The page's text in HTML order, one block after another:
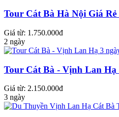
Tour Cát Bà Hà Nội Giá
Giá từ: 1.750.000đ
2 ngày
Tour Cát Bà - Vịnh Lan Hạ
Giá từ: 2.150.000đ
3 ngày